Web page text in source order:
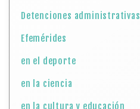
Detenciones administrativas
Efemérides
en el deporte
en la ciencia
en la cultura y educación